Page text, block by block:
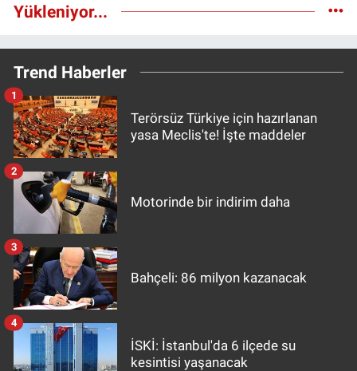
Yükleniyor...
Trend Haberler
Terörsüz Türkiye için hazırlanan
yasa Meclis'te! İşte maddeler
1
Motorinde bir indirim daha
2
Bahçeli: 86 milyon kazanacak
3
İSKİ: İstanbul'da 6 ilçede su
kesintisi yaşanacak
4